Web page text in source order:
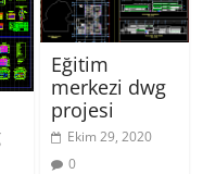
Eğitim
merkezi dwg
projesi
Ekim 29, 2020
0